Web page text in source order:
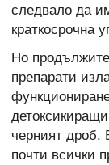
следвало да
краткосрочна
Но
препарати
черният дроб.
почти всички